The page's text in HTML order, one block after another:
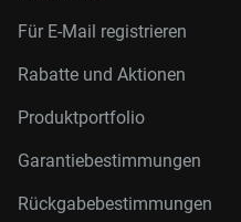
Für E-Mail registrieren
Rabatte und Aktionen
Produktportfolio
Garantiebestimmungen
Rückgabebestimmungen